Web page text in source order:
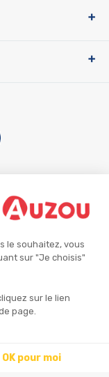
le souhaitez, vous
sur "Je choisis"
sur le lien
page.
OK pour moi